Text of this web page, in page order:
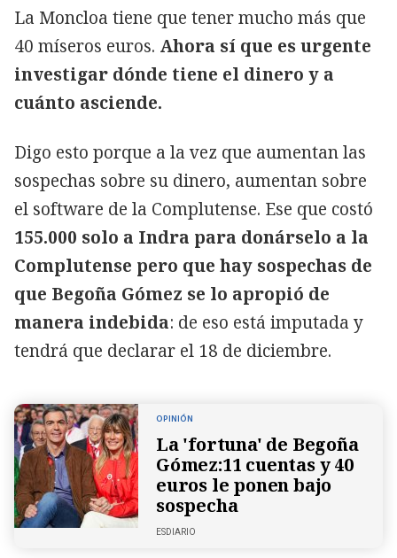
La Moncloa tiene que tener mucho más que
40 míseros euros. Ahora sí que es urgente
investigar dónde tiene el dinero y a
cuánto asciende.
Digo esto porque a la vez que aumentan las
sospechas sobre su dinero, aumentan sobre
el software de la Complutense. Ese que costó
155.000 solo a Indra para donárselo a la
Complutense pero que hay sospechas de
que Begoña Gómez se lo apropió de
manera indebida: de eso está imputada y
tendrá que declarar el 18 de diciembre.
OPINIÓN
La 'fortuna' de Begoña
Gómez:11 cuentas y 40
euros le ponen bajo
sospecha
ESDIARIO